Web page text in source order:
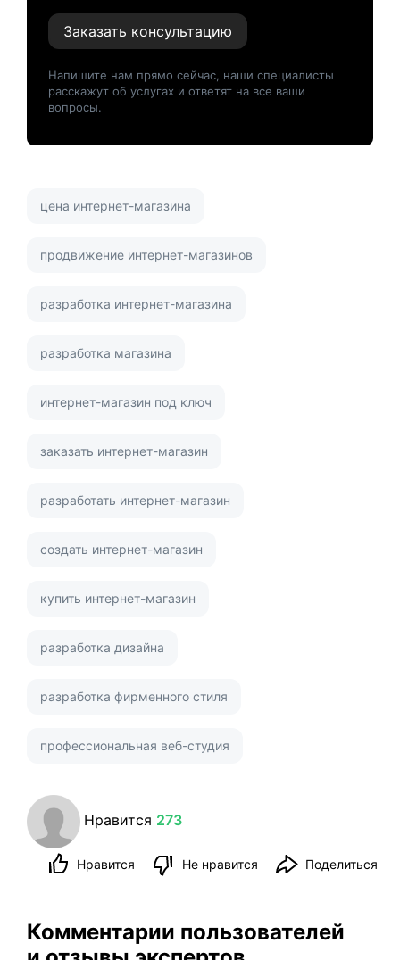
Заказать консультацию
Напишите нам прямо сейчас, наши специалисты
расскажут об услугах и ответят на все ваши
вопросы.
цена интернет-магазина
продвижение интернет-магазинов
разработка интернет-магазина
разработка магазина
интернет-магазин под ключ
заказать интернет-магазин
разработать интернет-магазин
создать интернет-магазин
купить интернет-магазин
разработка дизайна
разработка фирменного стиля
профессиональная веб-студия
Нравится 273
Нравится Не нравится Поделиться
Комментарии пользователей